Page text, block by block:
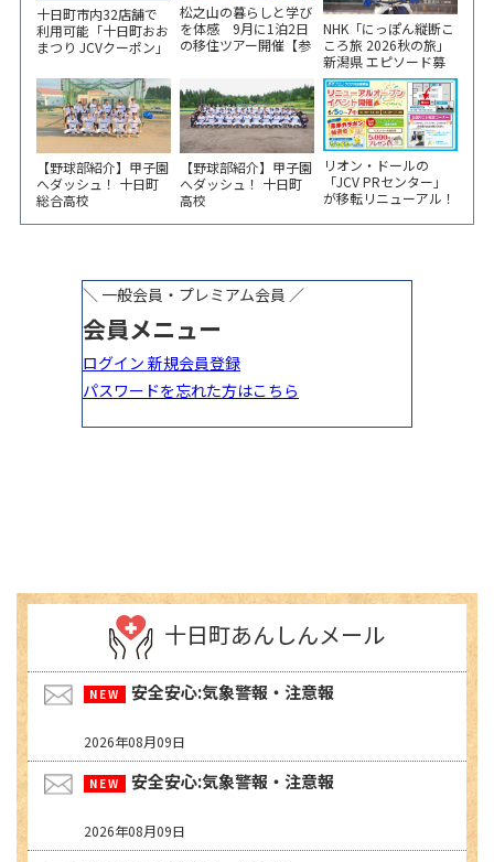
十日町市内32店舗で
利用可能「十日町おお
まつり JCVクーポン」
い！
松之山の暮らしと学び
を体感 9月に1泊2日
の移住ツアー開催【参
NHK「にっぽん縦断こ
ころ旅 2026秋の旅」
新潟県 エピソード募
集中！
【野球部紹介】甲子園
へダッシュ！ 十日町
総合高校
【野球部紹介】甲子園
へダッシュ！ 十日町
高校
リオン・ドールの
「JCV PRセンター」
が移転リニューアル！
ベント開催
十日町あんしんメール
安全安心:気象警報・注意報
2026年08月09日
安全安心:気象警報・注意報
2026年08月09日